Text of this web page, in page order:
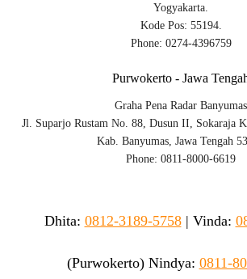
Yogyakarta.
Kode Pos: 55194.
Phone: 0274-4396759
Purwokerto - Jawa
Graha Pena Radar Banyumas
Jl. Suparjo Rustam No. 88, Dusun II, Sokaraja
Kab. Banyumas, Jawa Tengah
Phone: 0811-8000-6619
Dhita: 0812-3189-5758| Vinda:
(Purwokerto) Nindya: 0811-